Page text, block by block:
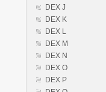
DEX J
DEX K
DEX L
DEX M
DEX N
DEX O
DEX P